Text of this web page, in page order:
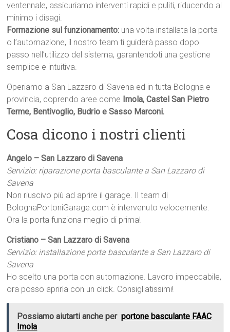
ventennale, assicuriamo interventi rapidi e puliti, riducendo al
minimo i disagi.
Formazione sul funzionamento: una volta installata la porta
o l’automazione, il nostro team ti guiderà passo dopo
passo nell’utilizzo del sistema, garantendoti una gestione
semplice e intuitiva.
Operiamo a San Lazzaro di Savena ed in tutta Bologna e
provincia, coprendo aree come Imola, Castel San Pietro
Terme, Bentivoglio, Budrio e Sasso Marconi.
Cosa dicono i nostri clienti
Angelo – San Lazzaro di Savena
Servizio: riparazione porta basculante a San Lazzaro di
Savena
Non riuscivo più ad aprire il garage. Il team di
BolognaPortoniGarage.com è intervenuto velocemente.
Ora la porta funziona meglio di prima!
Cristiano – San Lazzaro di Savena
Servizio: installazione porta basculante a San Lazzaro di
Savena
Ho scelto una porta con automazione. Lavoro impeccabile,
ora posso aprirla con un click. Consigliatissimi!
Possiamo aiutarti anche per portone basculante FAAC
Imola